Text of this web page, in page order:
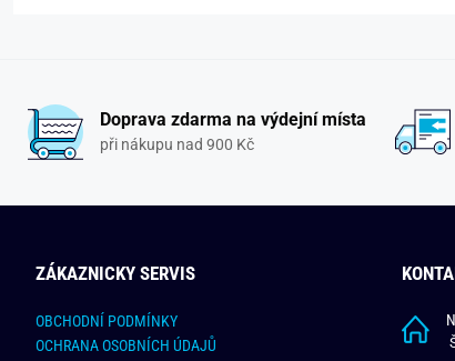
Doprava zdarma na výdejní místa
při nákupu nad 900 Kč
ZÁKAZNICKY SERVIS
OBCHODNÍ PODMÍNKY
OCHRANA OSOBNÍCH ÚDAJŮ